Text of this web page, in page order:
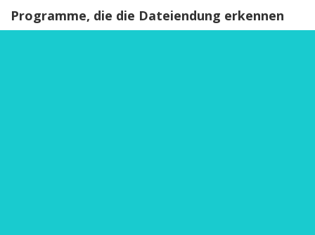
Programme, die die Dateiendung erkennen